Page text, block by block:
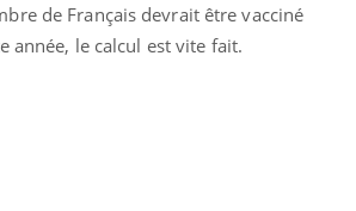
de Français devrait être vacciné
année, le calcul est vite fait.